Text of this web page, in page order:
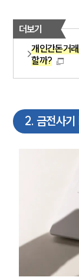
더보기
개인간돈거
할까?
2. 금전사